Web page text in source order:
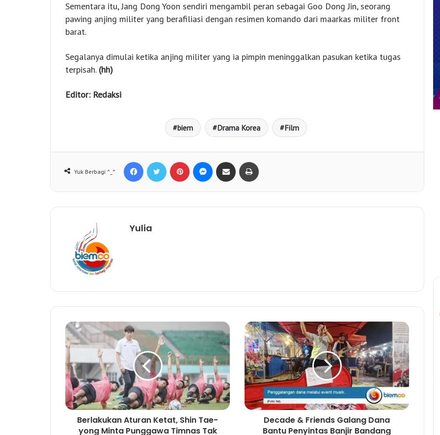
Sementara itu, Jang Dong Yoon sendiri mengambil peran sebagai Goo Dong Jin, seorang
pawing anjing militer yang berafiliasi dengan resimen komando dari maarkas militer front
barat.
Segalanya dimulai ketika anjing militer yang ia pimpin meninggalkan pasukan ketika tugas
terpisah. (hh)
Editor: Redaksi
biem Drama Korea Film
Yuk Berbagi ^_^
Yulia
Berlakukan Aturan Ketat, Shin Tae-
yong Minta Punggawa Timnas Tak
Decade & Friends Galang Dana
Bantu Penyintas Banjir Bandang